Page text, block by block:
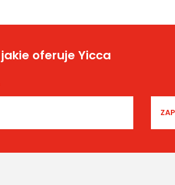
oferuje Yicca